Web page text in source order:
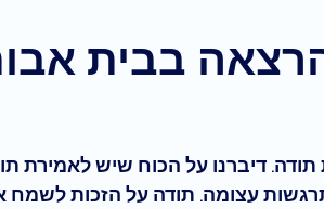
בבית
דיברנו על הכוח שיש לאמירת
עצומה. תודה על הזכות לשמח